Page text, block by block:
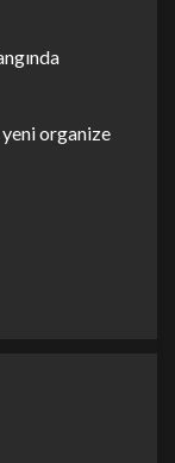
yeni organize